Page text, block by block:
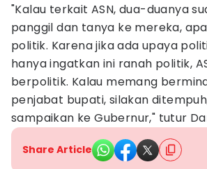
"Kalau terkait ASN, dua-duanya
panggil dan tanya ke mereka,
politik. Karena jika ada upaya
hanya ingatkan ini ranah politik,
berpolitik. Kalau memang
penjabat bupati, silakan
sampaikan ke Gubernur," tutur
Share Article